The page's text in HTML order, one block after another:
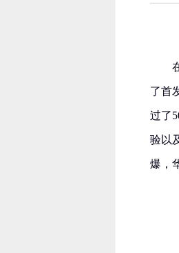
了首
过了
验以
爆，